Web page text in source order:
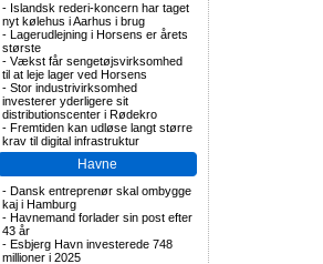
- Islandsk rederi-koncern har taget
nyt kølehus i Aarhus i brug
- Lagerudlejning i Horsens er årets
største
- Vækst får sengetøjsvirksomhed
til at leje lager ved Horsens
- Stor industrivirksomhed
investerer yderligere sit
distributionscenter i Rødekro
- Fremtiden kan udløse langt større
krav til digital infrastruktur
Havne
- Dansk entreprenør skal ombygge
kaj i Hamburg
- Havnemand forlader sin post efter
43 år
- Esbjerg Havn investerede 748
millioner i 2025